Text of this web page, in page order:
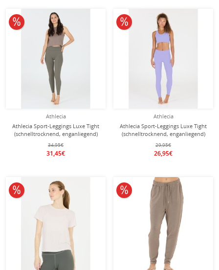
Athlecia
Athlecia Sport-Leggings Luxe Tight
(schnelltrocknend, enganliegend)
khaki Damen
34,95€
31,45€
10% reduziert
Athlecia
Athlecia Sport-Leggings Luxe Tight
(schnelltrocknend, enganliegend)
violett Damen
29,95€
26,95€
10% reduziert
10% reduziert 10% reduziert